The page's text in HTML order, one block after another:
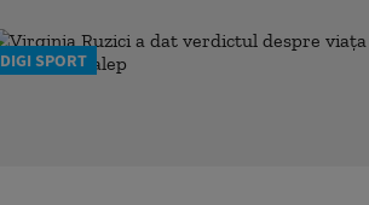
DIGI SPORT